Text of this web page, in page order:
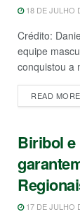
18 DE JULHO
Crédito:
equipe
conquistou a
READ MORE
Biribol e
17 DE JULHO